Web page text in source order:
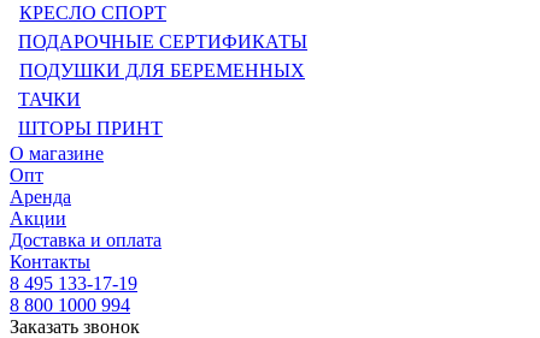
КРЕСЛО СПОРТ
ПОДАРОЧНЫЕ СЕРТИФИКАТЫ
ПОДУШКИ ДЛЯ БЕРЕМЕННЫХ
ТАЧКИ
ШТОРЫ ПРИНТ
О магазине
Опт
Аренда
Акции
Доставка и оплата
Контакты
8 495 133-17-19
8 800 1000 994
Заказать звонок